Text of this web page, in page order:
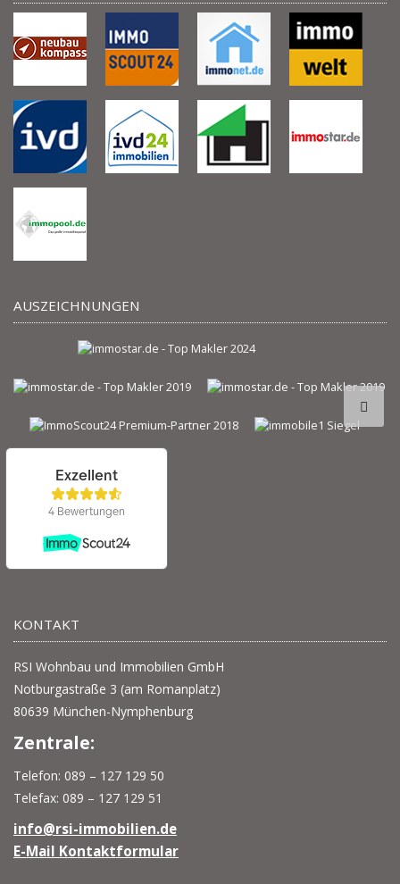
AUSZEICHNUNGEN
KONTAKT
RSI Wohnbau und Immobilien GmbH
Notburgastraße 3 (am Romanplatz)
80639 München-Nymphenburg
Zentrale:
Telefon: 089 – 127 129 50
Telefax: 089 – 127 129 51
info@rsi-immobilien.de
E-Mail Kontaktformular